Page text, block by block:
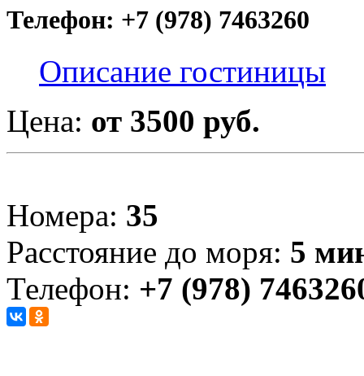
Телефон: +7 (978) 7463260
Описание гостиницы
Цена: от 3500 руб.
Номера: 35
Расстояние до моря: 5
Телефон: +7 (978)